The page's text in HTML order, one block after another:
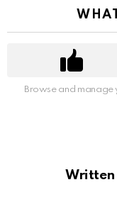
Browse and manage
Written